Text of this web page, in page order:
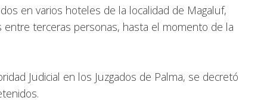
en varios hoteles de la localidad de Magaluf,
terceras personas, hasta el momento de la
Judicial en los Juzgados de Palma, se decretó